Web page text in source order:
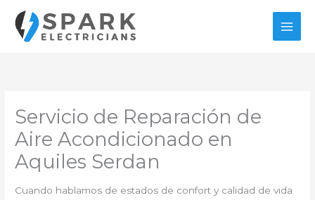
contenido
Servicio de Reparación de
Aire Acondicionado en
Aquiles Serdan
Cuando hablamos de estados de confort y calidad de vida